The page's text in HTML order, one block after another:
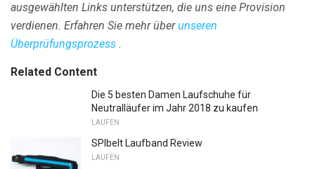
ausgewählten Links unterstützen, die uns eine Provision
verdienen. Erfahren Sie mehr überunseren
Überprüfungsprozess .
Related Content
Die 5 besten Damen Laufschuhe für
Neutralläufer im Jahr 2018 zu kaufen
LAUFEN
SPIbelt Laufband Review
LAUFEN